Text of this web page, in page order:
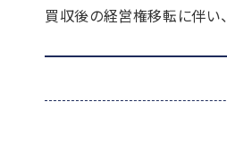
買収後の経営権移転に伴い